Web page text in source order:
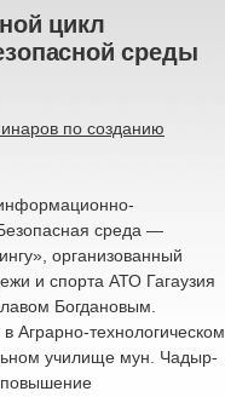
цикл
среды
по созданию
среда —
организованный
и спорта АТО Гагаузия
Богдановым.
Аграрно-технологическом
училище мун. Чадыр-